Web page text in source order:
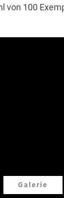
von 100
Galerie